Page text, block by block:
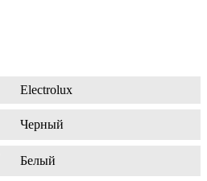
Electrolux
Черный
Белый